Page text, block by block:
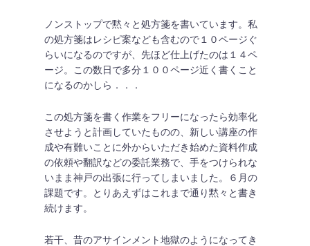
ノンストップで黙々と処方箋を書いています。私
の処方箋はレシピ案なども含むので１０ページぐ
らいになるのですが、先ほど仕上げたのは１４ペ
ージ。この数日で多分１００ページ近く書くこと
になるのかしら．．．
この処方箋を書く作業をフリーになったら効率化
させようと計画していたものの、新しい講座の作
成や有難いことに外からいただき始めた資料作成
の依頼や翻訳などの委託業務で、手をつけられな
いまま神戸の出張に行ってしまいました。６月の
課題です。とりあえずはこれまで通り黙々と書き
続けます。
若干、昔のアサインメント地獄のようになってき